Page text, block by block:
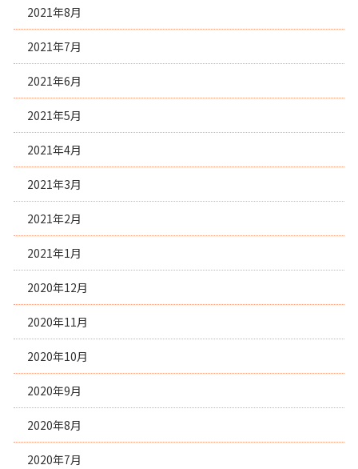
2021年8月
2021年7月
2021年6月
2021年5月
2021年4月
2021年3月
2021年2月
2021年1月
2020年12月
2020年11月
2020年10月
2020年9月
2020年8月
2020年7月